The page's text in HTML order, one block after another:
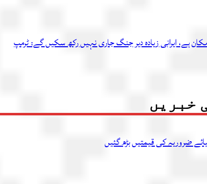
ہے، ایرانی زیادہ دیر جنگ جاری نہیں رکھ سکیں گے: ٹرمپ
خبریں